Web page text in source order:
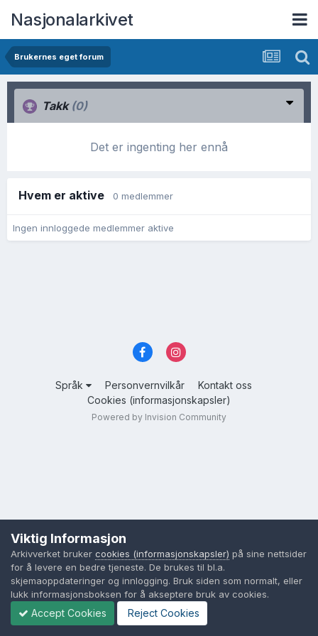
Nasjonalarkivet
Brukernes eget forum
Takk (0)
Det er ingenting her ennå
Hvem er aktive 0 medlemmer
Ingen innloggede medlemmer aktive
Språk Personvernvilkår
Kontakt oss
Cookies (informasjonskapsler)
Powered by Invision Community
Viktig Informasjon
Arkivverket bruker cookies (informasjonskapsler) på sine nettsider
for å levere en bedre tjeneste. De brukes til bl.a.
skjemaoppdateringer og innlogging. Bruk siden som normalt, eller
lukk informasjonsboksen for å akseptere bruk av cookies.
Accept Cookies Reject Cookies